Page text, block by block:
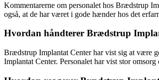
Kommentarerne om personalet hos Brædstrup
også, at de har været i gode hænder hos det
Hvordan håndterer Brædstrup
Brædstrup Implantat Center har vist sig at være
Implantat Center. Personalet har vist stor